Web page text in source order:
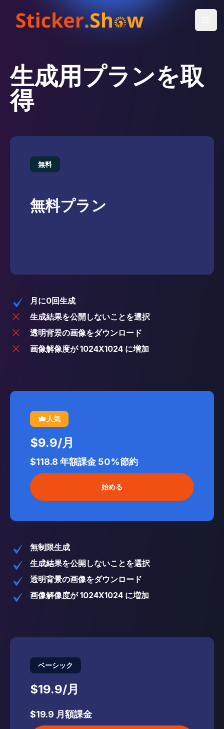
生成用プランを取
得
無料
無料プラン
月に0回生成
生成結果を公開しないことを選択
透明背景の画像をダウンロード
画像解像度が 1024X1024 に増加
人気
$9.9/月
$118.8 年額課金 50%節約
始める
無制限生成
生成結果を公開しないことを選択
透明背景の画像をダウンロード
画像解像度が 1024X1024 に増加
ベーシック
$19.9/月
$19.9 月額課金